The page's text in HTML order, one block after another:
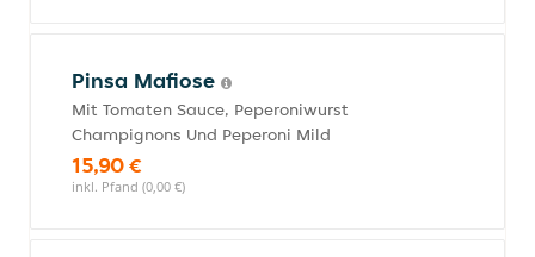
Pinsa Mafiose
Mit Tomaten Sauce, Peperoniwurst
Champignons Und Peperoni Mild
15,90 €
inkl. Pfand (0,00 €)